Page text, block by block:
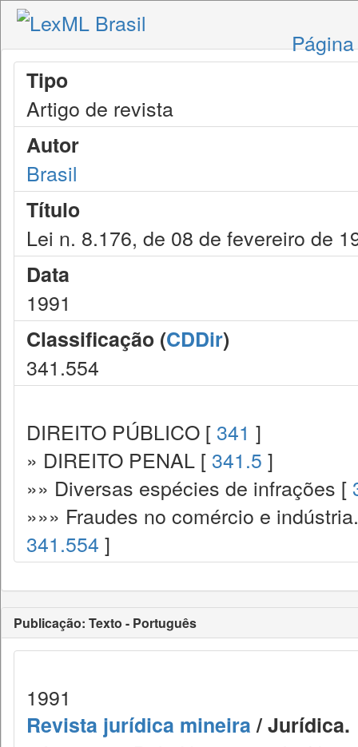
Tipo
Artigo de revista
Autor
Brasil
Título
Lei n. 8.176, de 08 de fevereiro de
Data
1991
Classificação (CDDir)
341.554
DIREITO PÚBLICO [ 341 ]
» DIREITO PENAL [ 341.5 ]
»» Diversas espécies de infrações [
»»» Fraudes no comércio e
341.554 ]
Publicação: Texto - Português
1991
Revista jurídica mineira/ Jurídica.